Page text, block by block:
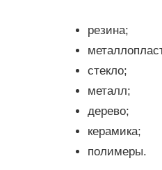
резина;
стекло;
металл;
дерево;
керамика;
полимеры.